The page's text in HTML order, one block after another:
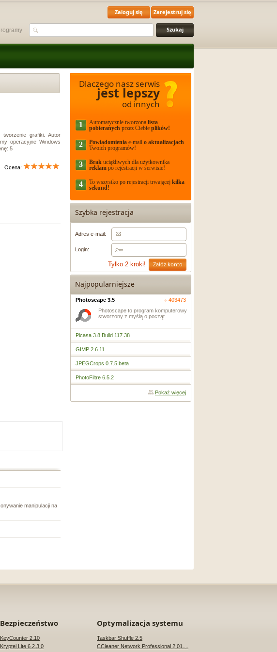
Zaloguj się Zarejestruj się
grafiki. Autor
operacyjne Windows
5
Ocena:
manipulacji na
Dlaczego nasz serwis
jest lepszy
od innych
1 Automatycznie tworzona lista
pobieranych przez Ciebie plików!
2 Powiadomienia e-mail o aktualizacjach
Twoich programów!
3 Brak uciążliwych dla użytkownika
reklam po rejestracji w serwisie!
4 To wszystko po rejestracji trwającej kilka
sekund!
Szybka rejestracja
Adres e-mail:
Login:
Załóż konto
Tylko 2 kroki!
Najpopularniejsze
Photoscape 3.5
403473
Photoscape to program komputerowy
stworzony z myślą o począt...
Picasa 3.8 Build 117.38
GIMP 2.6.11
JPEGCrops 0.7.5 beta
PhotoFiltre 6.5.2
Pokaż więcej
Bezpieczeństwo
KeyCounter 2.10
Kryptel Lite 6.2.3.0
Optymalizacja systemu
Taskbar Shuffle 2.5
CCleaner Network Professional 2.01....